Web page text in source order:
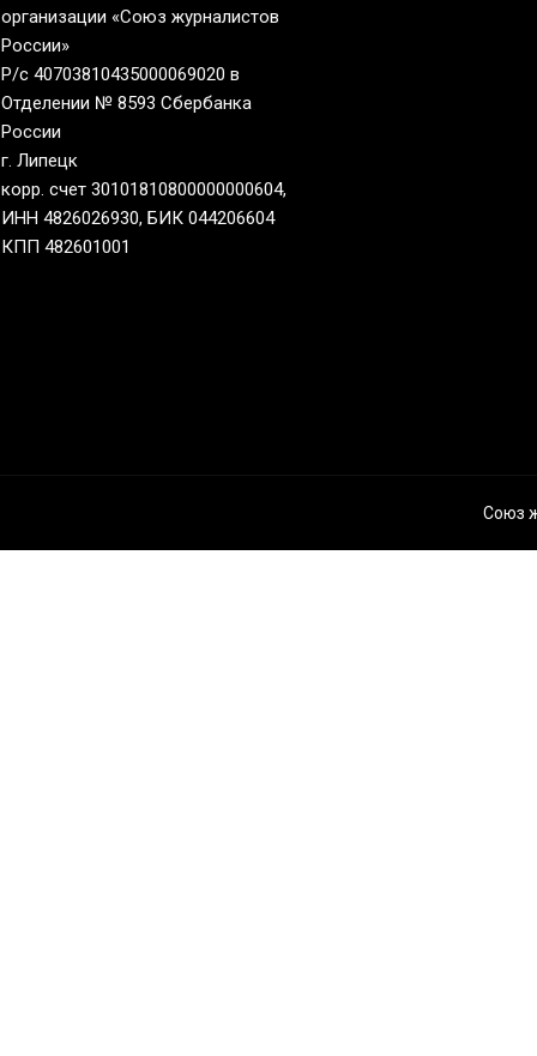
организации «Союз журналистов
России»
Р/с 40703810435000069020 в
Отделении № 8593 Сбербанка
России
г. Липецк
корр. счет 30101810800000000604,
ИНН 4826026930, БИК 044206604
КПП 482601001
Союз